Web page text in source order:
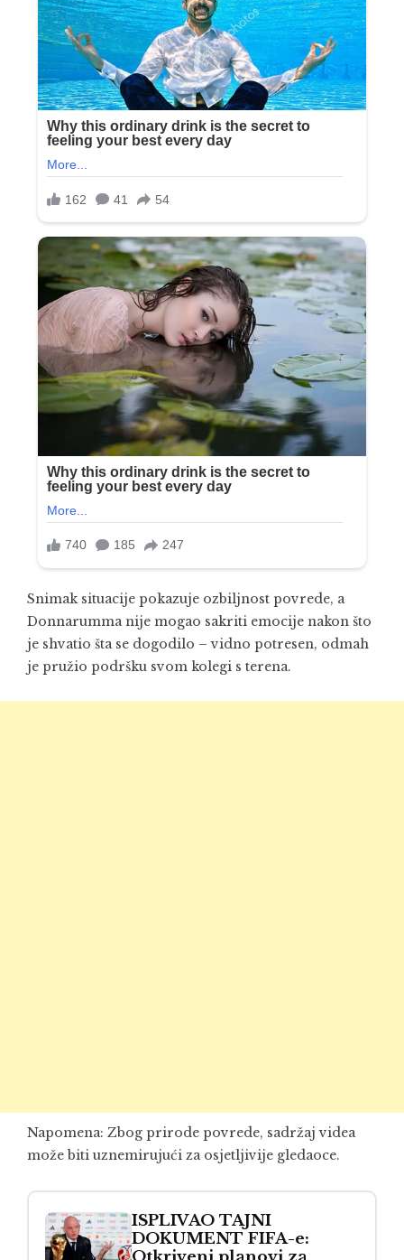
Snimak situacije pokazuje ozbiljnost povrede, a
Donnarumma nije mogao sakriti emocije nakon što
je shvatio šta se dogodilo – vidno potresen, odmah
je pružio podršku svom kolegi s terena.
Napomena: Zbog prirode povrede, sadržaj videa
može biti uznemirujući za osjetljivije gledaoce.
ISPLIVAO TAJNI
DOKUMENT FIFA-e: